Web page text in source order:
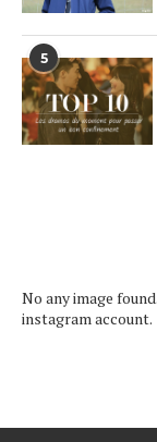
5
No any image
instagram account.